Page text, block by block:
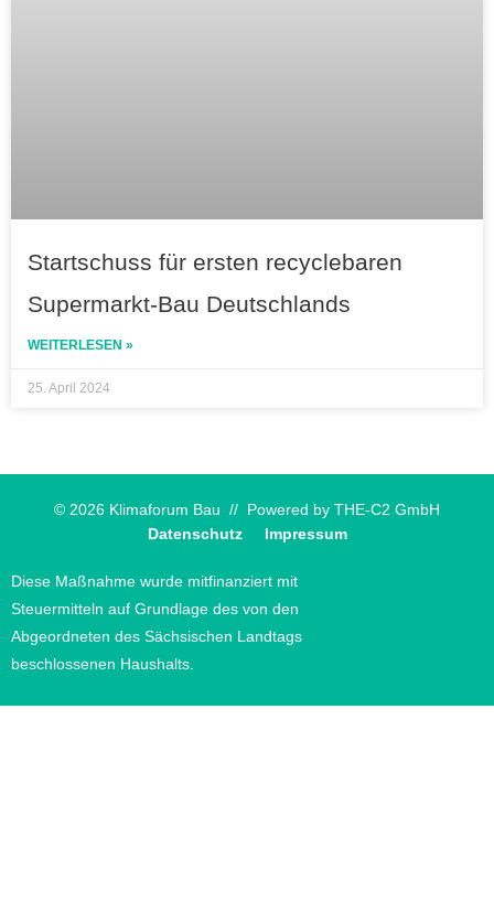
Startschuss für ersten recyclebaren
Supermarkt-Bau Deutschlands
WEITERLESEN »
25. April 2024
© 2026 Klimaforum Bau // Powered by THE-C2 GmbH
Datenschutz
Impressum
Diese Maßnahme wurde mitfinanziert mit
Steuermitteln auf Grundlage des von den
Abgeordneten des Sächsischen Landtags
beschlossenen Haushalts.